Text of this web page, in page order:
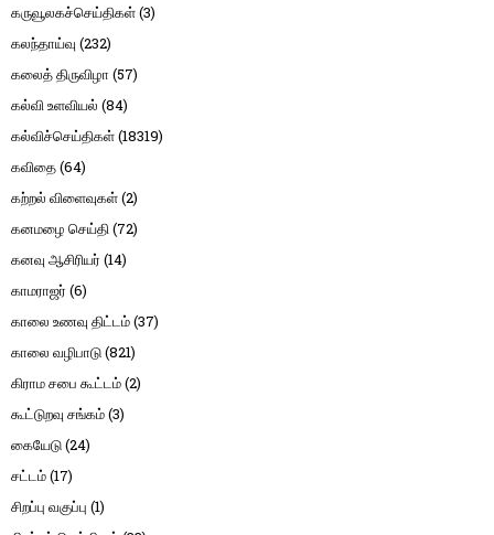
கருவூலகச்செய்திகள்(3)
கலந்தாய்வு (232)
கலைத் திருவிழா (57)
கல்வி உளவியல் (84)
கல்விச்செய்திகள்(18319)
கவிதை(64)
கற்றல் விளைவுகள்(2)
கனமழை செய்தி(72)
கனவு ஆசிரியர் (14)
காமராஜர் (6)
காலை உணவு திட்டம்(37)
காலை வழிபாடு(821)
கிராம சபை கூட்டம்(2)
கூட்டுறவு சங்கம்(3)
கையேடு(24)
சட்டம்(17)
சிறப்பு வகுப்பு (1)